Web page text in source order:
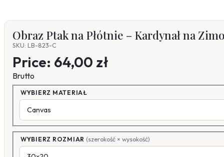
Obraz Ptak na Płótnie – Kardynał na
SKU: LB-823-C
Price: 64,00 zł
Brutto
WYBIERZ MATERIAŁ
WYBIERZ ROZMIAR (szerokość × wysokość)